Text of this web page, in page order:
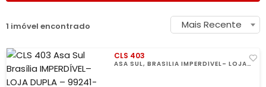
1 imóvel encontrado Mais Recente
CLS 403
ASA SUL, BRASÍLIA IMPERDÍVEL– LOJA